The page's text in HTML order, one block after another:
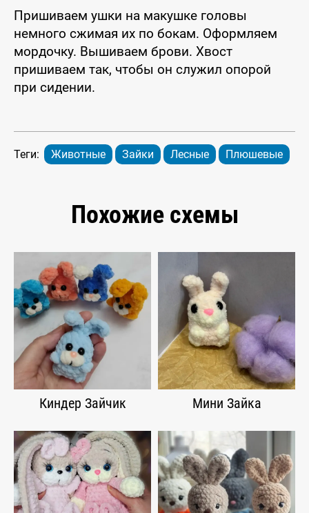
Пришиваем ушки на макушке головы
немного сжимая их по бокам. Оформляем
мордочку. Вышиваем брови. Хвост
пришиваем так, чтобы он служил опорой
при сидении.
Теги: Животные Зайки Лесные Плюшевые
Похожие схемы
Киндер Зайчик Мини Зайка